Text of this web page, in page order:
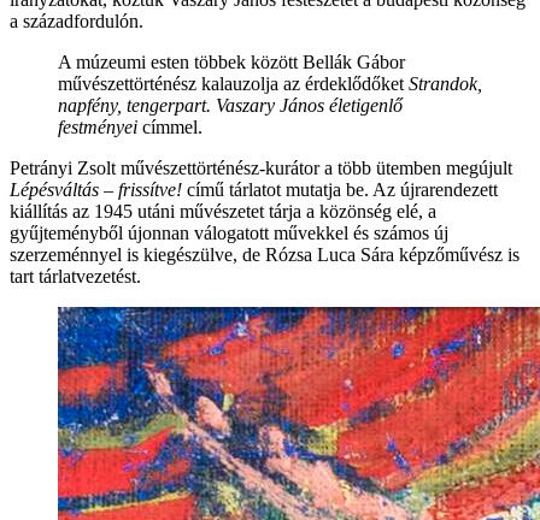
a századfordulón.
A múzeumi esten többek között Bellák Gábor
művészettörténész kalauzolja az érdeklődőket Strandok,
napfény, tengerpart. Vaszary János életigenlő
festményei címmel.
Petrányi Zsolt művészettörténész-kurátor a több ütemben megújult
Lépésváltás – frissítve! című tárlatot mutatja be. Az újrarendezett
kiállítás az 1945 utáni művészetet tárja a közönség elé, a
gyűjteményből újonnan válogatott művekkel és számos új
szerzeménnyel is kiegészülve, de Rózsa Luca Sára képzőművész is
tart tárlatvezetést.